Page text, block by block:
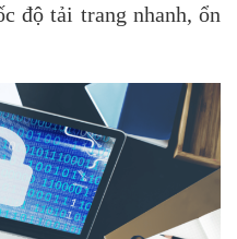
độ tải trang nhanh, ổn